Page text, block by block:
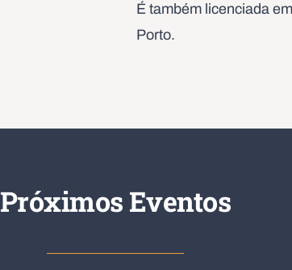
É também licenciada
Porto.
Próximos Eventos